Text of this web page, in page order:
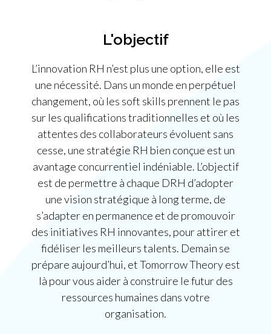
L'objectif
L’innovation RH n’est plus une option, elle est
une nécessité. Dans un monde en perpétuel
changement, où les soft skills prennent le pas
sur les qualifications traditionnelles et où les
attentes des collaborateurs évoluent sans
cesse, une stratégie RH bien conçue est un
avantage concurrentiel indéniable. L’objectif
est de permettre à chaque DRH d’adopter
une vision stratégique à long terme, de
s’adapter en permanence et de promouvoir
des initiatives RH innovantes, pour attirer et
fidéliser les meilleurs talents. Demain se
prépare aujourd’hui, et Tomorrow Theory est
là pour vous aider à construire le futur des
ressources humaines dans votre
organisation.